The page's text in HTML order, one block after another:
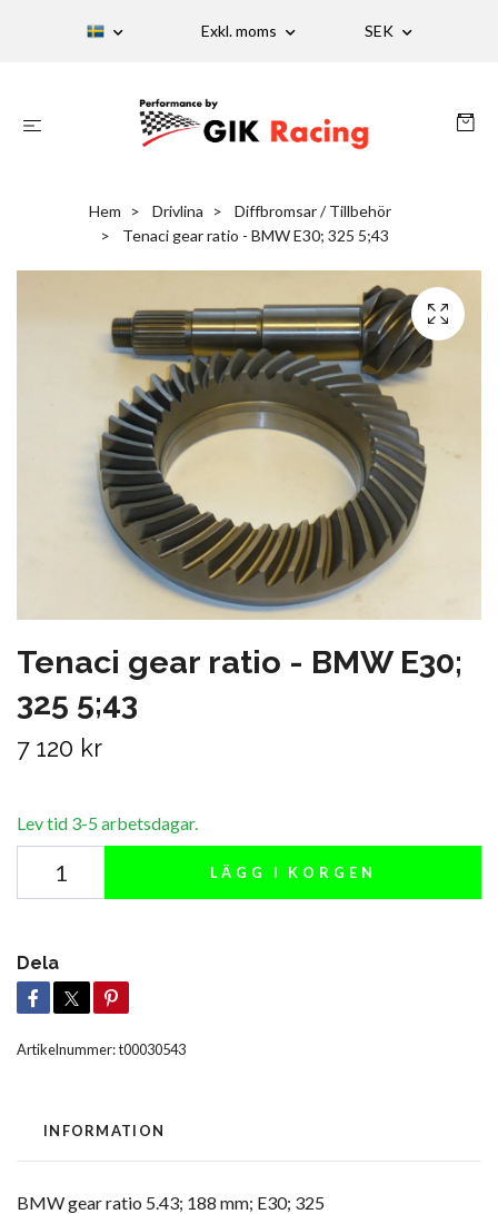
Exkl. moms SEK
Hem Drivlina
Diffbromsar / Tillbehör
Tenaci gear ratio - BMW E30; 325 5;43
Tenaci gear ratio - BMW E30;
325 5;43
7 120 kr
Lev tid 3-5 arbetsdagar.
LÄGG I KORGEN
Dela
Artikelnummer:t00030543
INFORMATION
BMW gear ratio 5.43; 188 mm; E30; 325